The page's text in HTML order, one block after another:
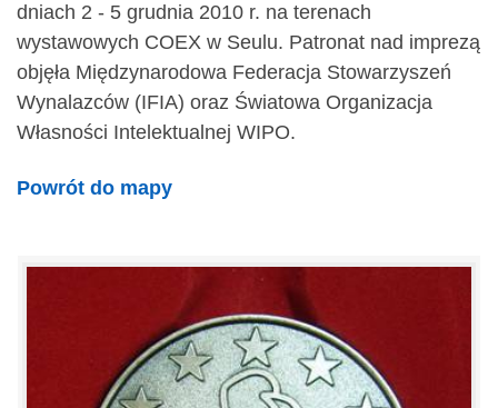
dniach 2 - 5 grudnia 2010 r. na terenach
wystawowych COEX w Seulu. Patronat nad imprezą
objęła Międzynarodowa Federacja Stowarzyszeń
Wynalazców (IFIA) oraz Światowa Organizacja
Własności Intelektualnej WIPO.
Powrót do mapy